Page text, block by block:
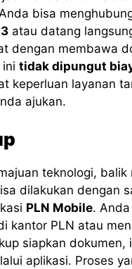
bisa
atau datang
dengan membawa
ini tidak dipungut
keperluan layanan
ajukan.
teknologi, balik
dilakukan dengan
PLN Mobile.
kantor PLN atau
siapkan dokumen,
aplikasi. Proses